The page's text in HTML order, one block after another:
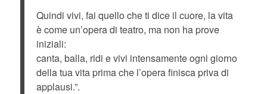
Quindi vivi, fai quello che ti dice il cuore, la vita
è come un’opera di teatro, ma non ha prove
iniziali:
canta, balla, ridi e vivi intensamente ogni giorno
della tua vita prima che l’opera finisca priva di
applausi.”.